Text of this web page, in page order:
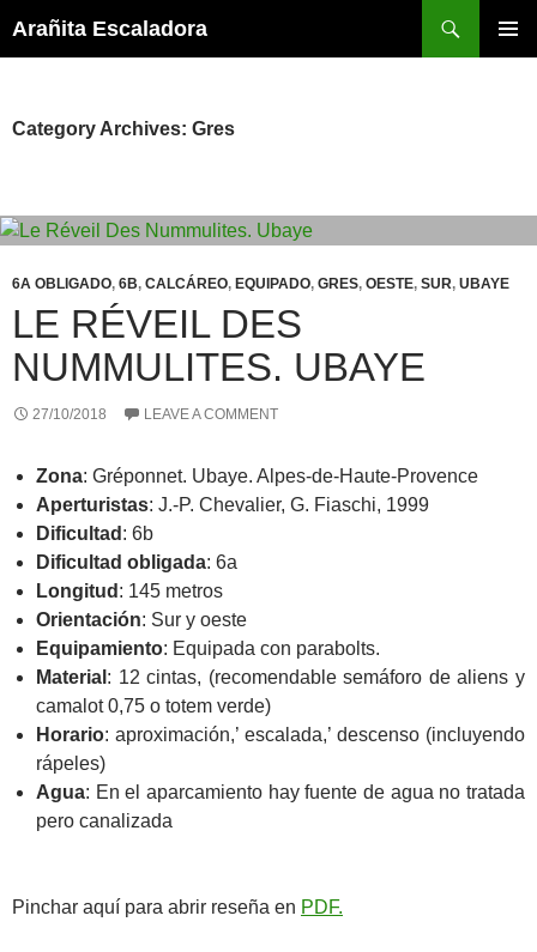
to
Arañita Escaladora
Category Archives: Gres
6A OBLIGADO, 6B, CALCÁREO, EQUIPADO, GRES, OESTE, SUR, UBAYE
LE RÉVEIL DES
NUMMULITES. UBAYE
27/10/2018 LEAVE A COMMENT
Zona: Gréponnet. Ubaye. Alpes-de-Haute-Provence
Aperturistas: J.-P. Chevalier, G. Fiaschi, 1999
Dificultad : 6b
Dificultad obligada: 6a
Longitud : 145 metros
Orientación: Sur y oeste
Equipamiento: Equipada con parabolts.
Material : 12 cintas, (recomendable semáforo de aliens y
camalot 0,75 o totem verde)
Horario: aproximación,’ escalada,’ descenso (incluyendo
rápeles)
Agua: En el aparcamiento hay fuente de agua no tratada
pero canalizada
Pinchar aquí para abrir reseña en PDF.